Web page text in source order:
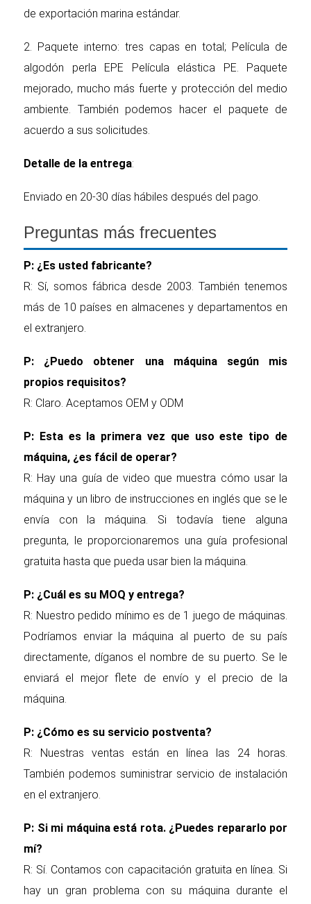
de exportación marina estándar.
2. Paquete interno: tres capas en total; Película de
algodón perla EPE Película elástica PE. Paquete
mejorado, mucho más fuerte y protección del medio
ambiente. También podemos hacer el paquete de
acuerdo a sus solicitudes.
Detalle de la entrega:
Enviado en 20-30 días hábiles después del pago.
Preguntas más frecuentes
P: ¿Es usted fabricante?
R: Sí, somos fábrica desde 2003. También tenemos
más de 10 países en almacenes y departamentos en
el extranjero.
P: ¿Puedo obtener una máquina según mis
propios requisitos?
R: Claro. Aceptamos OEM y ODM
P: Esta es la primera vez que uso este tipo de
máquina, ¿es fácil de operar?
R: Hay una guía de video que muestra cómo usar la
máquina y un libro de instrucciones en inglés que se le
envía con la máquina. Si todavía tiene alguna
pregunta, le proporcionaremos una guía profesional
gratuita hasta que pueda usar bien la máquina.
P: ¿Cuál es su MOQ y entrega?
R: Nuestro pedido mínimo es de 1 juego de máquinas.
Podríamos enviar la máquina al puerto de su país
directamente, díganos el nombre de su puerto. Se le
enviará el mejor flete de envío y el precio de la
máquina.
P: ¿Cómo es su servicio postventa?
R: Nuestras ventas están en línea las 24 horas.
También podemos suministrar servicio de instalación
en el extranjero.
P: Si mi máquina está rota. ¿Puedes repararlo por
mí?
R: Sí. Contamos con capacitación gratuita en línea. Si
hay un gran problema con su máquina durante el